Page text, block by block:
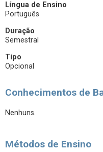
Língua de Ensino
Português
Duração
Semestral
Tipo
Opcional
Conhecimentos de
Nenhuns.
Métodos de Ensino